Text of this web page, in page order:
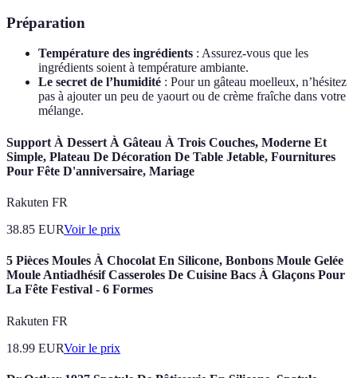
Préparation
Température des ingrédients : Assurez-vous que les
ingrédients soient à température ambiante.
Le secret de l’humidité : Pour un gâteau moelleux, n’hésitez
pas à ajouter un peu de yaourt ou de crème fraîche dans votre
mélange.
Support À Dessert À Gâteau À Trois Couches, Moderne Et
Simple, Plateau De Décoration De Table Jetable, Fournitures
Pour Fête D'anniversaire, Mariage
Rakuten FR
38.85 EURVoir le prix
5 Pièces Moules À Chocolat En Silicone, Bonbons Moule Gelée
Moule Antiadhésif Casseroles De Cuisine Bacs À Glaçons Pour
La Fête Festival - 6 Formes
Rakuten FR
18.99 EURVoir le prix